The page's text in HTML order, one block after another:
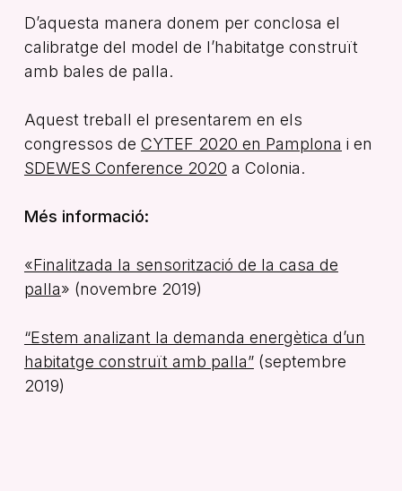
D’aquesta manera donem per conclosa el
calibratge del model de l’habitatge construït
amb bales de palla.
Aquest treball el presentarem en els
congressos de CYTEF 2020 en Pamplona i en
SDEWES Conference 2020 a Colonia.
Més informació:
«Finalitzada la sensorització de la casa de
palla» (novembre 2019)
“Estem analizant la demanda energètica d’un
habitatge construït amb palla”(septembre
2019)